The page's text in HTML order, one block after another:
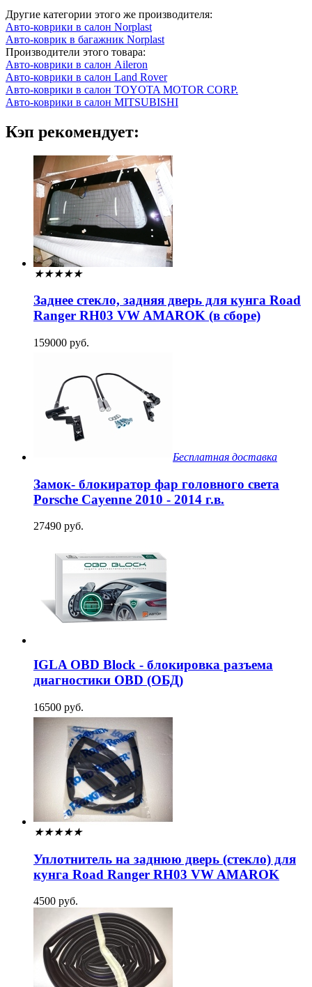
Другие категории этого же производителя:
Авто-коврики в салон Norplast
Авто-коврик в багажник Norplast
Производители этого товара:
Авто-коврики в салон Aileron
Авто-коврики в салон Land Rover
Авто-коврики в салон TOYOTA MOTOR CORP.
Авто-коврики в салон MITSUBISHI
Кэп рекомендует:
★★★★★
Заднее стекло, задняя дверь для кунга Road
Ranger RH03 VW AMAROK (в сборе)
159000 руб.
Бесплатная доставка
Замок- блокиратор фар головного света
Porsche Cayenne 2010 - 2014 г.в.
27490 руб.
IGLA OBD Block - блокировка разъема
диагностики OBD (ОБД)
16500 руб.
★★★★★
Уплотнитель на заднюю дверь (стекло) для
кунга Road Ranger RH03 VW AMAROK
4500 руб.